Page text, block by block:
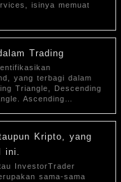
isinya memuat
Trading
yang terbagi dalam
Triangle, Descending
Ascending…
Kripto, yang
ini.
InvestorTrader
sama-sama